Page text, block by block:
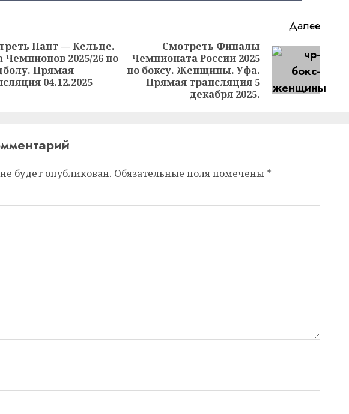
Предыдущая
запись:
Нант — Кельце.
Чемпионов 2025/26 по
Прямая
04.12.2025
Далее
Следующая
запись:
Смотреть Финалы
Чемпионата России 2025
по боксу. Женщины. Уфа.
Прямая трансляция 5
декабря 2025.
будет опубликован. Обязательные поля помечены *